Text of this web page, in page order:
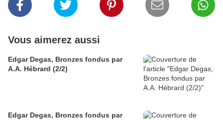
Vous aimerez aussi
Edgar Degas, Bronzes fondus par
A.A. Hébrard (2/2)
Edgar Degas, Bronzes fondus par